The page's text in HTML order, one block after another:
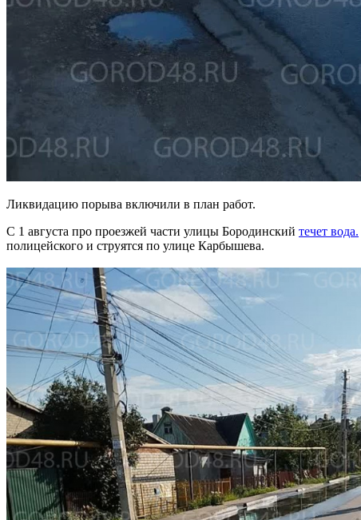
Ликвидацию порыва включили в план работ.
С 1 августа про проезжей части улицы Бородинский течет вода.
полицейского и струятся по улице Карбышева.